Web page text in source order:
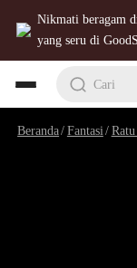
Nikmati beragam
yang seru di
Cari
Beranda/Fantasi /